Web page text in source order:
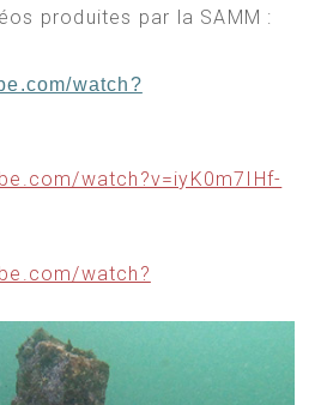
produites par la SAMM :
watch?
watch?v=iyK0m7IHf-
watch?